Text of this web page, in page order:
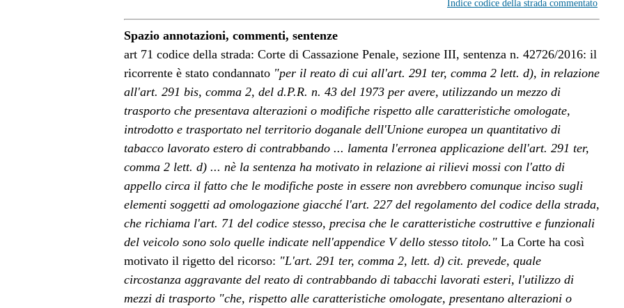
Indice codice della strada commentato
Spazio annotazioni, commenti, sentenze
art 71 codice della strada: Corte di Cassazione Penale, sezione III, sentenza n. 42726/2016: il
ricorrente è stato condannato "per il reato di cui all'art. 291 ter, comma 2 lett. d), in relazione
all'art. 291 bis, comma 2, del d.P.R. n. 43 del 1973 per avere, utilizzando un mezzo di
trasporto che presentava alterazioni o modifiche rispetto alle caratteristiche omologate,
introdotto e trasportato nel territorio doganale dell'Unione europea un quantitativo di
tabacco lavorato estero di contrabbando ... lamenta l'erronea applicazione dell'art. 291 ter,
comma 2 lett. d) ... nè la sentenza ha motivato in relazione ai rilievi mossi con l'atto di
appello circa il fatto che le modifiche poste in essere non avrebbero comunque inciso sugli
elementi soggetti ad omologazione giacché l'art. 227 del regolamento del codice della strada,
che richiama l'art. 71 del codice stesso, precisa che le caratteristiche costruttive e funzionali
del veicolo sono solo quelle indicate nell'appendice V dello stesso titolo." La Corte ha così
motivato il rigetto del ricorso: "L'art. 291 ter, comma 2, lett. d) cit. prevede, quale
circostanza aggravante del reato di contrabbando di tabacchi lavorati esteri, l'utilizzo di
mezzi di trasporto "che, rispetto alle caratteristiche omologate, presentano alterazioni o